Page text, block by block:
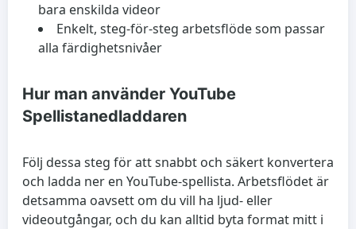
bara enskilda videor
Enkelt, steg-för-steg arbetsflöde som passar
alla färdighetsnivåer
Hur man använder YouTube
Spellistanedladdaren
Följ dessa steg för att snabbt och säkert konvertera
och ladda ner en YouTube-spellista. Arbetsflödet är
detsamma oavsett om du vill ha ljud- eller
videoutgångar, och du kan alltid byta format mitt i